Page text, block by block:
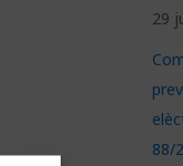
29
88/